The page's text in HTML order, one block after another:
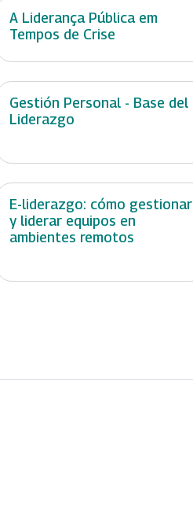
A Liderança Pública em
Tempos de Crise
Gestión Personal - Base del
Liderazgo
E-liderazgo: cómo gestionar
y liderar equipos en
ambientes remotos